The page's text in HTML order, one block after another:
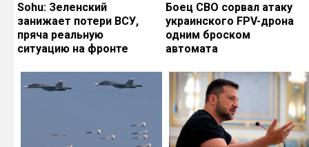
Sohu: Зеленский
занижает потери ВСУ,
пряча реальную
ситуацию на фронте
Боец СВО сорвал атаку
украинского FPV-дрона
одним броском
автомата